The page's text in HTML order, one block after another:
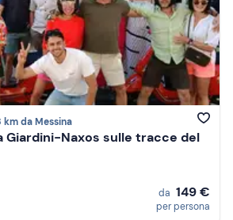
km da Messina
Giardini-Naxos sulle tracce del
da 149 €
per persona